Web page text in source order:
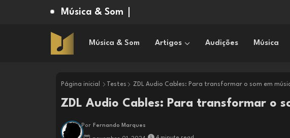
Música & Som
Música & Som Artigos Audições Música
Página inicial Testes ZDL Audio Cables: Para transformar o som em
ZDL Audio Cables: Para transformar o
Por Fernando Marques